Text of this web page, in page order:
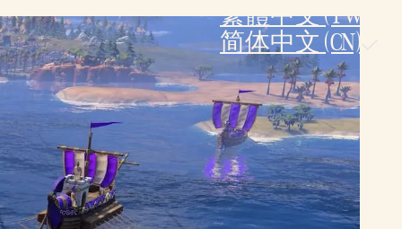
繁體中文 (TW)
简体中文 (CN)